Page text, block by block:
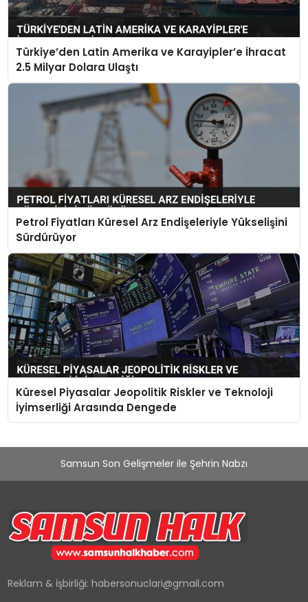
Türkiye’den Latin Amerika ve Karayipler’e İhracat
2.5 Milyar Dolara Ulaştı
Petrol Fiyatları Küresel Arz Endişeleriyle Yükselişini
Sürdürüyor
Küresel Piyasalar Jeopolitik Riskler ve Teknoloji
İyimserliği Arasında Dengede
Samsun Son Gelişmeler ile Şehrin Nabzı
Reklam & İşbirliği:habersonuclari@gmail.com